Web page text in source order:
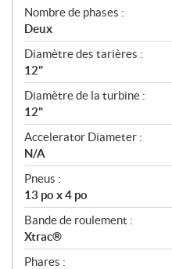
Nombre de phases :
Deux
Diamètre des tarières :
12"
Diamètre de la turbine :
12"
Accelerator Diameter :
N/A
Pneus :
13 po x 4 po
Bande de roulement :
Xtrac®
Phares :